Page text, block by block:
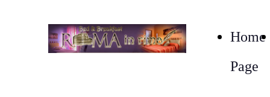
Home
Page